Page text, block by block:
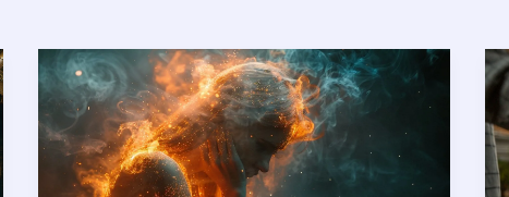
Je
ne
veux
plus
travailler